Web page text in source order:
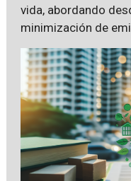
vida, abordando
minimización de